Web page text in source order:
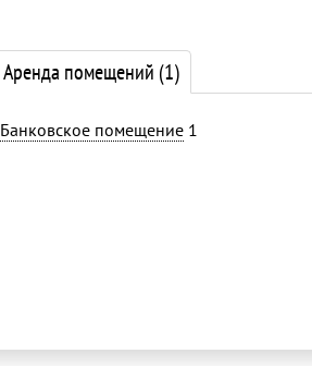
Аренда помещений (1)
Банковское помещение 1